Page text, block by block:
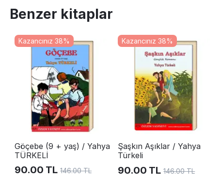
Benzer kitaplar
Kazancınız 38%
Göçebe (9 + yaş) / Yahya
TÜRKELİ
90.00 TL 146.00 TL
Kazancınız 38%
Şaşkın Aşıklar / Yahya
Türkeli
90.00 TL 146.00 TL